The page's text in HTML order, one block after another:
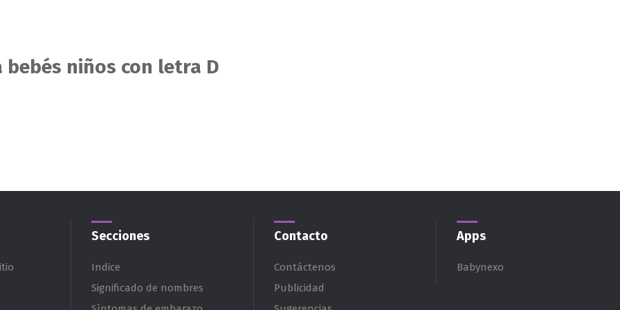
niños con letra D
Secciones
Indice
Significado de nombres
Contacto
Contáctenos
Publicidad
Apps
Babynexo